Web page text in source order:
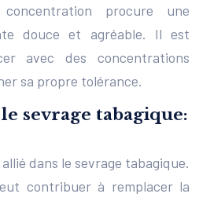
procure une
douce et agréable. Il est
avec des concentrations
sa propre tolérance.
sevrage tabagique:
dans le sevrage tabagique.
contribuer à remplacer la